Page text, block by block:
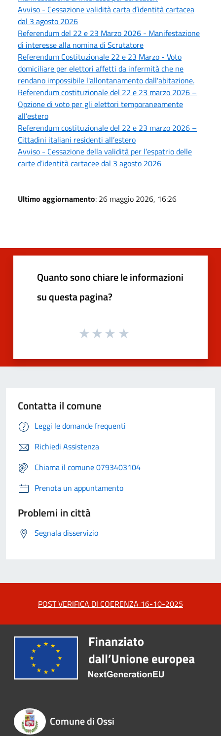
Avviso - Cessazione validità carta d’identità cartacea
dal 3 agosto 2026
Referendum del 22 e 23 Marzo 2026 - Manifestazione
di interesse alla nomina di Scrutatore
Referendum Costituzionale 22 e 23 Marzo - Voto
domiciliare per elettori affetti da infermità che ne
rendano impossibile l'allontanamento dall'abitazione.
Referendum costituzionale del 22 e 23 marzo 2026 –
Opzione di voto per gli elettori temporaneamente
all’estero
Referendum costituzionale del 22 e 23 marzo 2026 –
Cittadini italiani residenti all’estero
Avviso - Cessazione della validità per l’espatrio delle
carte d’identità cartacee dal 3 agosto 2026
Ultimo aggiornamento: 26 maggio 2026, 16:26
Quanto sono chiare le informazioni
su questa pagina?
Contatta il comune
Leggi le domande frequenti
Richiedi Assistenza
Chiama il comune 0793403104
Prenota un appuntamento
Problemi in città
Segnala disservizio
POST VERIFICA DI COERENZA 16-10-2025
Comune di Ossi